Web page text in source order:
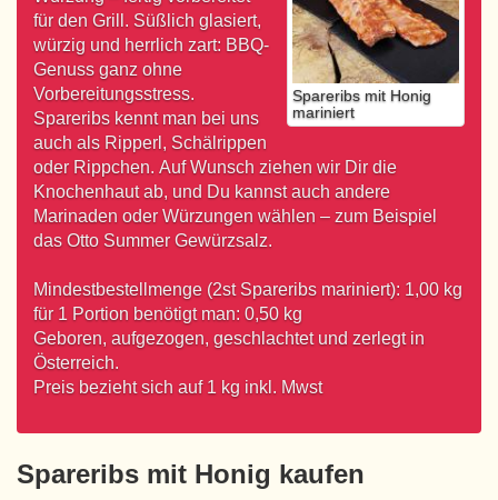
Spareribs mit Honig
mariniert
für den Grill. Süßlich glasiert,
würzig und herrlich zart: BBQ-
Genuss ganz ohne
Vorbereitungsstress.
Spareribs kennt man bei uns
auch als Ripperl, Schälrippen
oder Rippchen. Auf Wunsch ziehen wir Dir die
Knochenhaut ab, und Du kannst auch andere
Marinaden oder Würzungen wählen – zum Beispiel
das Otto Summer Gewürzsalz.
Mindestbestellmenge (2st Spareribs mariniert): 1,00 kg
für 1 Portion benötigt man: 0,50 kg
Geboren, aufgezogen, geschlachtet und zerlegt in
Österreich.
Preis bezieht sich auf 1 kg inkl. Mwst
Spareribs mit Honig kaufen